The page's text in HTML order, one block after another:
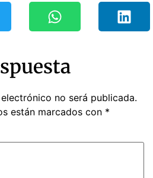
no será publicada.
están marcados con *